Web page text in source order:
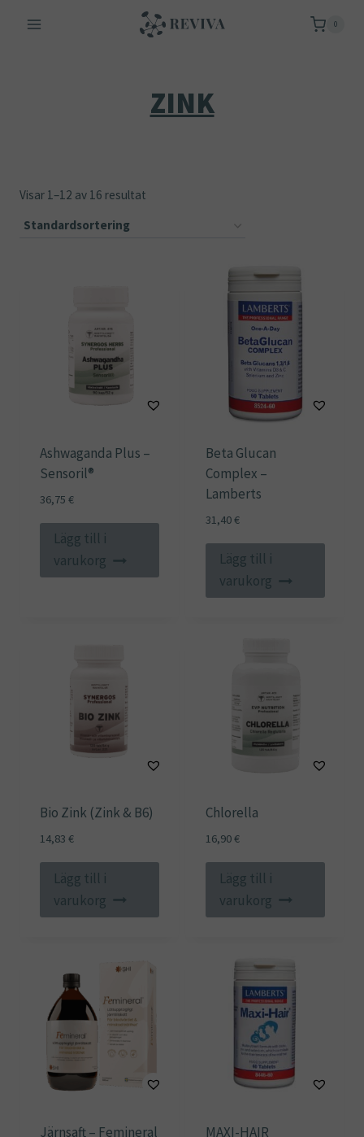
0
ZINK
Visar 1–12 av 16 resultat
Ashwaganda Plus –
Sensoril®
36,75 €
Lägg till i
varukorg
Beta Glucan
Complex –
Lamberts
31,40€
Lägg till i
varukorg
Bio Zink (Zink & B6)
14,83 €
Lägg till i
varukorg
Chlorella
16,90€
Lägg till i
varukorg
Järnsaft – Femineral
MAXI-HAIR